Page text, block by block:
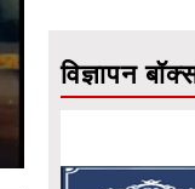
विज्ञापन